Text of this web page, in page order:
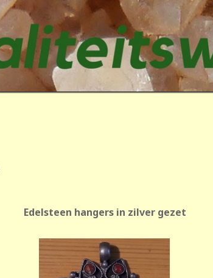
Edelsteen hangers in zilver gezet